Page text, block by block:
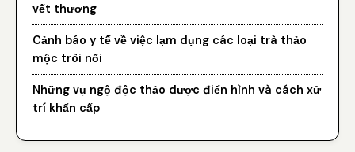
vết thương
Cảnh báo y tế về việc lạm dụng các loại trà thảo
mộc trôi nổi
Những vụ ngộ độc thảo dược điển hình và cách xử
trí khẩn cấp